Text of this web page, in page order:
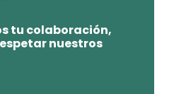
tu colaboración,
nuestros